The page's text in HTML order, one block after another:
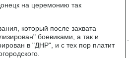
на церемонию так
который после захвата
боевиками, а так и
в "ДНР", и с тех пор платит